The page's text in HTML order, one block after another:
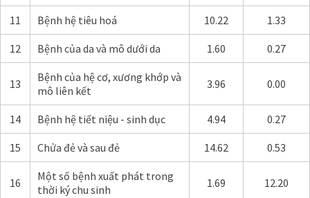
11 Bệnh hệ tiêu hoá 10.22 1.33
12 Bệnh của da và mô dưới da 1.60 0.27
13
Bệnh của hệ cơ, xương khớp và
mô liên kết
3.96 0.00
14 Bệnh hệ tiết niệu - sinh dục 4.94 0.27
15 Chửa đẻ và sau đẻ 14.62 0.53
16
Một số bệnh xuất phát trong
thời ký chu sinh
1.69 12.20